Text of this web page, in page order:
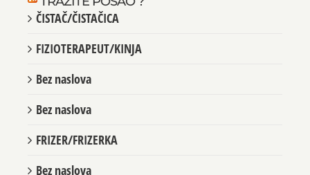
ČISTAČ/ČISTAČICA
FIZIOTERAPEUT/KINJA
Bez naslova
Bez naslova
FRIZER/FRIZERKA
Bez naslova